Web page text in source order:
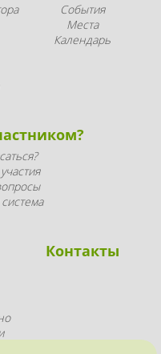
События
Места
Календарь
Контакты